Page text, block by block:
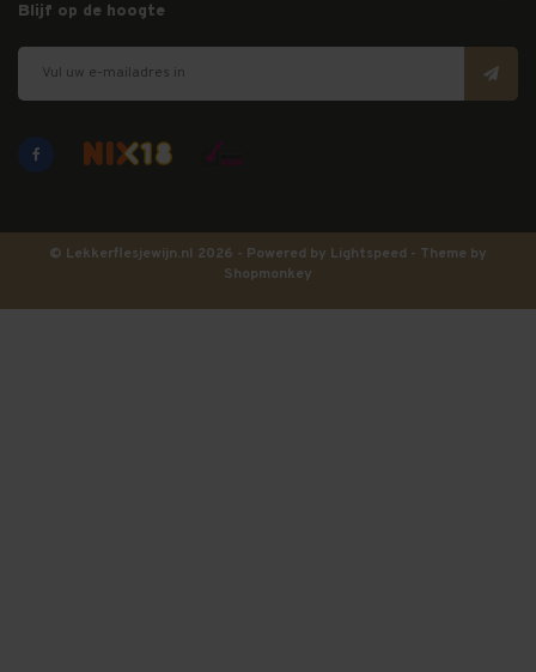
Blijf op de hoogte
© Lekkerflesjewijn.nl 2026 - Powered by Lightspeed - Theme by
Shopmonkey